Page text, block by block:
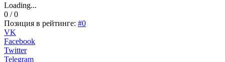
Loading...
0 / 0
Позиция в рейтинге: #0
VK
Facebook
Twitter
Telegram